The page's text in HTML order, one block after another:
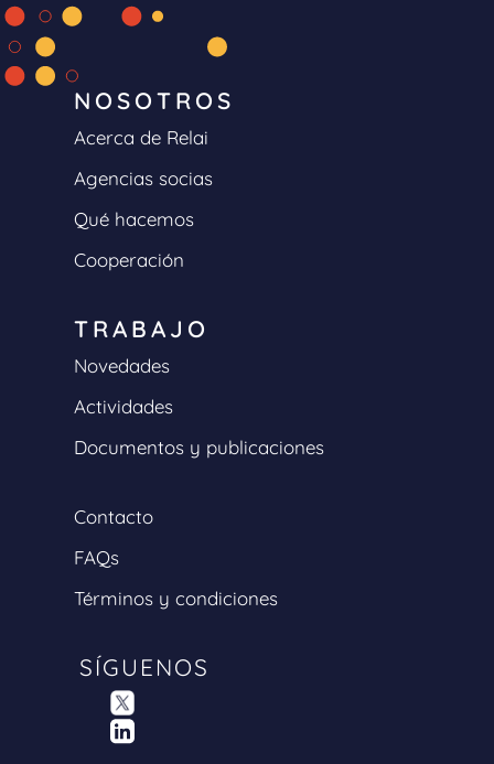
NOSOTROS
Acerca de Relai
Agencias socias
Qué hacemos
Cooperación
TRABAJO
Novedades
Actividades
Documentos y publicaciones
Contacto
FAQs
Términos y condiciones
SÍGUENOS